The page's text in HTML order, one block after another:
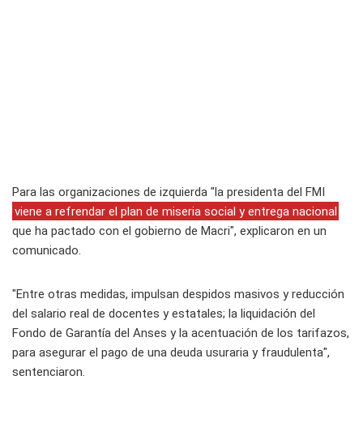
Para las organizaciones de izquierda "la presidenta del FMI
viene a refrendar el plan de miseria social y entrega nacional
que ha pactado con el gobierno de Macri", explicaron en un
comunicado.
"Entre otras medidas, impulsan despidos masivos y reducción
del salario real de docentes y estatales; la liquidación del
Fondo de Garantía del Anses y la acentuación de los tarifazos,
para asegurar el pago de una deuda usuraria y fraudulenta",
sentenciaron.